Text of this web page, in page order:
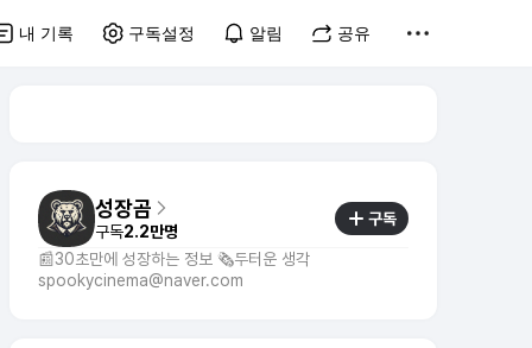
내 기록 구독설정 알림 공유
성장곰
구독2.2만명
구독
📰30초만에 성장하는 정보 🗞️두터운 생각
spookycinema@naver.com